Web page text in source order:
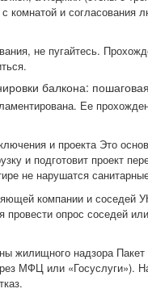
комнатой и
не пугайтесь.
балкона:
Ее
и проекта Это
и подготовит проект
не нарушатся
компании и соседей
провести опрос соседей
жилищного надзора
МФЦ или «Госуслуги»).